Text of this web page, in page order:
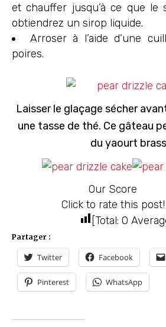
et chauffer jusqu’à ce que le
obtiendrez un sirop liquide.
Arroser à l’aide d’une
poires.
Laisser le glaçage sécher
une tasse de thé. Ce gâteau
du yaourt
Our Score
Click to rate this post!
[Total: 0
Partager :
Twitter Facebook
Pinterest WhatsApp